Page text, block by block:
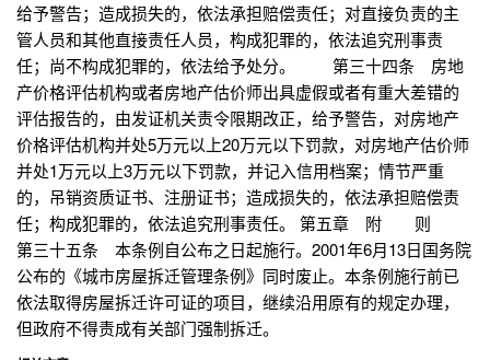
给予警告；造成损失的，依法承担赔偿责任；对直接负责的主
管人员和其他直接责任人员，构成犯罪的，依法追究刑事责
任；尚不构成犯罪的，依法给予处分。 第三十四条 房地
产价格评估机构或者房地产估价师出具虚假或者有重大差错的
评估报告的，由发证机关责令限期改正，给予警告，对房地产
价格评估机构并处5万元以上20万元以下罚款，对房地产估价师
并处1万元以上3万元以下罚款，并记入信用档案；情节严重
的，吊销资质证书、注册证书；造成损失的，依法承担赔偿责
任；构成犯罪的，依法追究刑事责任。 第五章 附 则
第三十五条 本条例自公布之日起施行。2001年6月13日国务院
公布的《城市房屋拆迁管理条例》同时废止。本条例施行前已
依法取得房屋拆迁许可证的项目，继续沿用原有的规定办理，
但政府不得责成有关部门强制拆迁。